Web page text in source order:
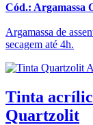
Cód.: Argamassa
Argamassa de
secagem até 4h.
Tinta
Quartzolit